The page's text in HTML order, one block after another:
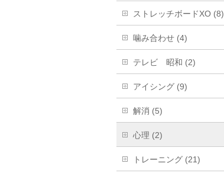
ストレッチボードXO (8)
噛み合わせ (4)
テレビ 昭和 (2)
アイシング (9)
解消 (5)
心理 (2)
トレーニング (21)